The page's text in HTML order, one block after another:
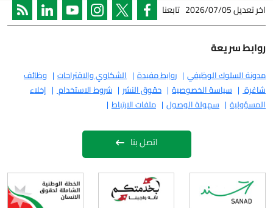
2026/07/05 تابعنا
الوظيفي روابط مفيدة الشكاوي والاقتراحات
وظائف
سياسة الخصوصية
حقوق النشر شروط الاستخدام
إخلاء
سهولة الوصول ملفات الارتباط